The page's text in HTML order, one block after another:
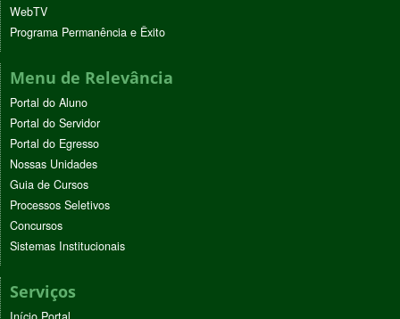
WebTV
Programa Permanência e Êxito
Menu de Relevância
Portal do Aluno
Portal do Servidor
Portal do Egresso
Nossas Unidades
Guia de Cursos
Processos Seletivos
Concursos
Sistemas Institucionais
Serviços